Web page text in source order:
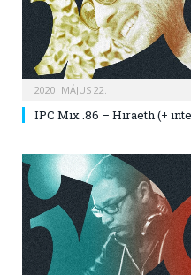
2020. MÁJUS 22.
IPC Mix .86 – Hiraeth (+